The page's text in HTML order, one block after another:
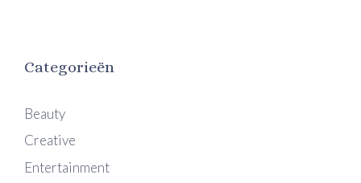
Categorieën
Beauty
Creative
Entertainment